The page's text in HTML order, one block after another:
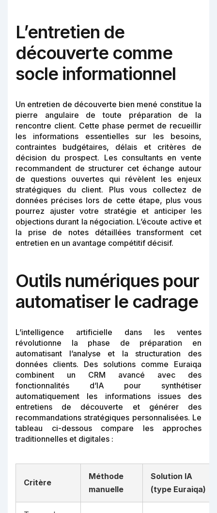
L’entretien de
découverte comme
socle informationnel
Un entretien de découverte bien mené constitue la
pierre angulaire de toute préparation de la
rencontre client. Cette phase permet de recueillir
les informations essentielles sur les besoins,
contraintes budgétaires, délais et critères de
décision du prospect. Les consultants en vente
recommandent de structurer cet échange autour
de questions ouvertes qui révèlent les enjeux
stratégiques du client. Plus vous collectez de
données précises lors de cette étape, plus vous
pourrez ajuster votre stratégie et anticiper les
objections durant la négociation. L’écoute active et
la prise de notes détaillées transforment cet
entretien en un avantage compétitif décisif.
Outils numériques pour
automatiser le cadrage
L’intelligence artificielle dans les ventes
révolutionne la phase de préparation en
automatisant l’analyse et la structuration des
données clients. Des solutions comme Euraiqa
combinent un CRM avancé avec des
fonctionnalités d’IA pour synthétiser
automatiquement les informations issues des
entretiens de découverte et générer des
recommandations stratégiques personnalisées. Le
tableau ci-dessous compare les approches
traditionnelles et digitales :
Critère
Méthode
manuelle
Solution IA
(type Euraiqa)